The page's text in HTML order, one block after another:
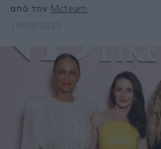
από την Mcteam